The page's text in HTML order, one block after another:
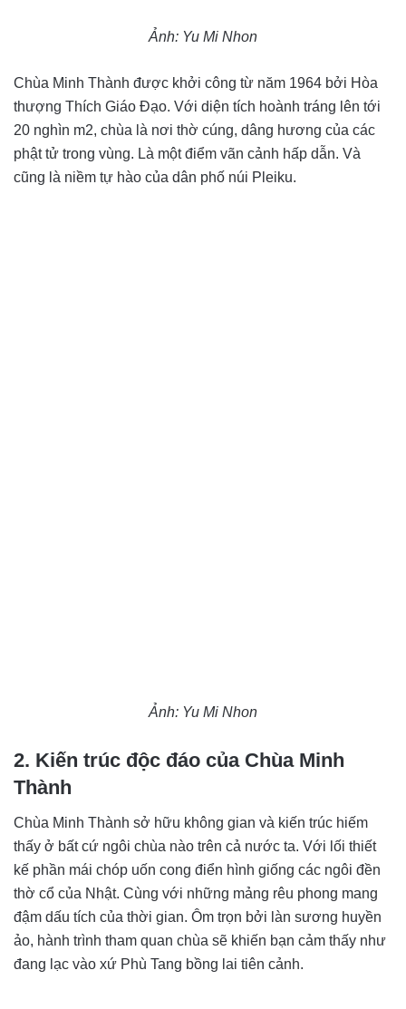
Ảnh: Yu Mi Nhon
Chùa Minh Thành được khởi công từ năm 1964 bởi Hòa
thượng Thích Giáo Đạo. Với diện tích hoành tráng lên tới
20 nghìn m2, chùa là nơi thờ cúng, dâng hương của các
phật tử trong vùng. Là một điểm vãn cảnh hấp dẫn. Và
cũng là niềm tự hào của dân phố núi Pleiku.
Ảnh: Yu Mi Nhon
2. Kiến trúc độc đáo của Chùa Minh
Thành
Chùa Minh Thành sở hữu không gian và kiến trúc hiếm
thấy ở bất cứ ngôi chùa nào trên cả nước ta. Với lối thiết
kế phần mái chóp uốn cong điển hình giống các ngôi đền
thờ cổ của Nhật. Cùng với những mảng rêu phong mang
đậm dấu tích của thời gian. Ôm trọn bởi làn sương huyền
ảo, hành trình tham quan chùa sẽ khiến bạn cảm thấy như
đang lạc vào xứ Phù Tang bồng lai tiên cảnh.